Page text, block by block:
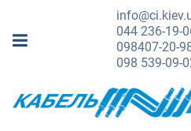
044236-19-
098407-20-
098 539-09-